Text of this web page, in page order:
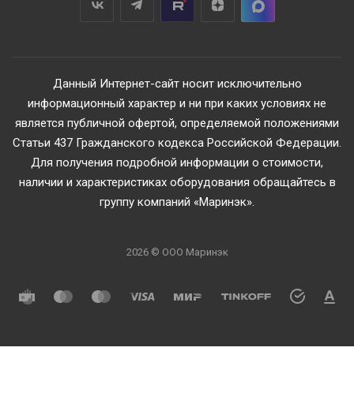
Данный Интернет-сайт носит исключительно
информационный характер и ни при каких условиях не
является публичной офертой, определяемой положениями
Статьи 437 Гражданского кодекса Российской Федерации.
Для получения подробной информации о стоимости,
наличии и характеристиках оборудования обращайтесь в
группу компаний «Маринэк».
2026 © ООО Маринэк